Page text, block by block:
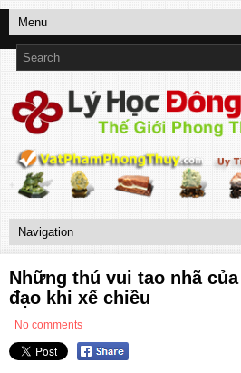
Những thú vui tao nhã
đạo khi xế chiều
No comments